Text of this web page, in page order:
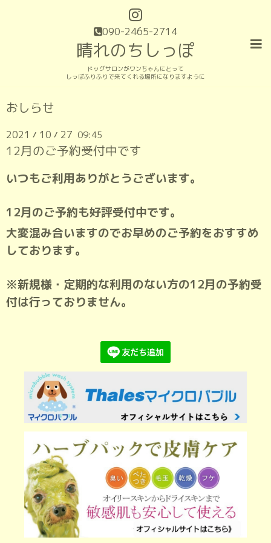
090-2465-2714
晴れのちしっぽ
ドッグサロンがワンちゃんにとって
しっぽふりふりで来てくれる場所になりますように
おしらせ
2021 / 10 / 27 09:45
12月のご予約受付中です
いつもご利用ありがとうございます。
12月のご予約も好評受付中です。
大変混み合いますのでお早めのご予約をおすすめ
しております。
※新規様・定期的な利用のない方の12月の予約受
付は行っておりません。